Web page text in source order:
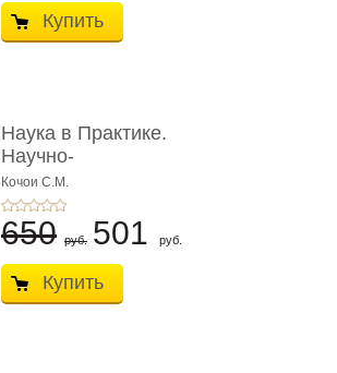
Купить
Наука в Практике.
Научно-
консультационные (пра
...
Кочои С.М.
650 руб. 501 руб.
Купить